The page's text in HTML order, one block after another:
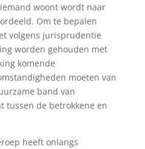
woont wordt naar
Om te bepalen
volgens jurisprudentie
worden gehouden met
komende
moeten van
band van
tussen de betrokkene en
heeft onlangs